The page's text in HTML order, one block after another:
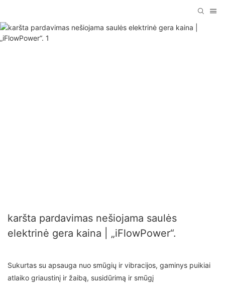
karšta pardavimas nešiojama saulės
elektrinė gera kaina | „iFlowPower“.
Sukurtas su apsauga nuo smūgių ir vibracijos, gaminys puikiai
atlaiko griaustinį ir žaibą, susidūrimą ir smūgį